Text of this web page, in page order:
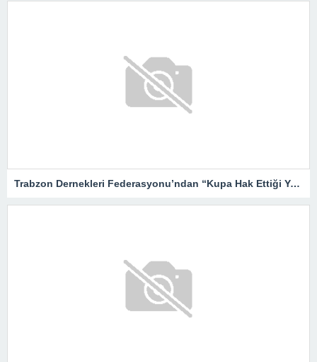
Trabzon Dernekleri Federasyonu’ndan “Kupa Hak Ettiği Yere Verilsin”